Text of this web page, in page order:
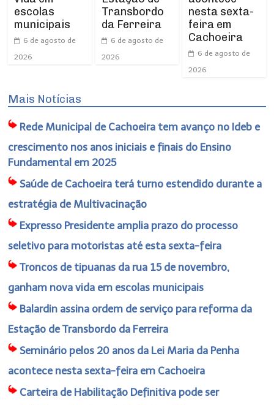
escolas
municipais
6 de agosto de
2026
Transbordo
da Ferreira
6 de agosto de
2026
nesta sexta-
feira em
Cachoeira
6 de agosto de
2026
Mais Notícias
Rede Municipal de Cachoeira tem avanço no Ideb e
crescimento nos anos iniciais e finais do Ensino
Fundamental em 2025
Saúde de Cachoeira terá turno estendido durante a
estratégia de Multivacinação
Expresso Presidente amplia prazo do processo
seletivo para motoristas até esta sexta-feira
Troncos de tipuanas da rua 15 de novembro,
ganham nova vida em escolas municipais
Balardin assina ordem de serviço para reforma da
Estação de Transbordo da Ferreira
Seminário pelos 20 anos da Lei Maria da Penha
acontece nesta sexta-feira em Cachoeira
Carteira de Habilitação Definitiva pode ser